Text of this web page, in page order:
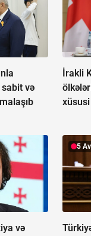
sabit və
İrakli
və
5